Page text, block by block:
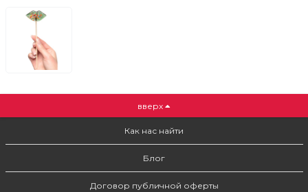
вверх
Как нас найти
Блог
Договор публичной оферты